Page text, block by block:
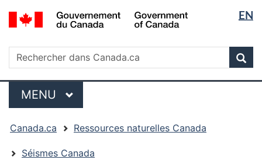
Passer
au
principal
Passer
à
sujet
du
gouvernement »
Passer
à
version
HTML
simplifiée
la
langue
EN
Rechercher
Rechercher
dans
Canada.ca
Menu
MENU PRINCIPAL
êtes
ici
Canada.ca Ressources naturelles Canada
Séismes Canada